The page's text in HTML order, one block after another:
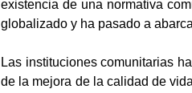
existencia de una normativa
globalizado y ha pasado a
Las instituciones comunitarias
de la mejora de la calidad de